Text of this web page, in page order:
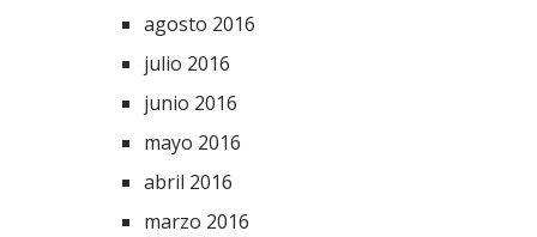
agosto 2016
julio 2016
junio 2016
mayo 2016
abril 2016
marzo 2016